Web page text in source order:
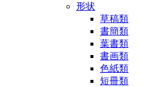
形状
草稿類
書簡類
葉書類
書画類
色紙類
短冊類